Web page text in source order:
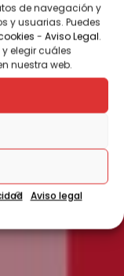
de navegación y
y usuarias. Puedes
- Aviso Legal.
elegir cuáles
nuestra web.
Aviso legal